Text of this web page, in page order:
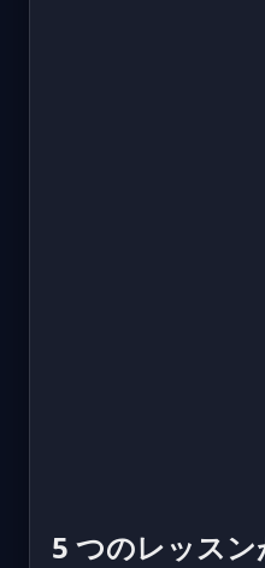
5 つのレッス